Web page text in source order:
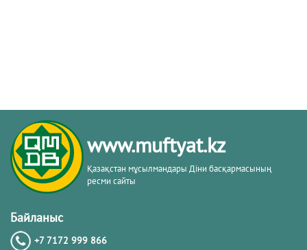
www.muftyat.kz
Қазақстан мұсылмандары Діни басқармасының
ресми сайты
Байланыс
+7 7172 999 866